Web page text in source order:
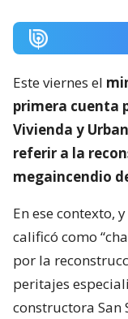
Este viernes el
primera cuenta
Vivienda y
referir a la
megaincendio
En ese contexto,
calificó como
por la
peritajes
constructora San